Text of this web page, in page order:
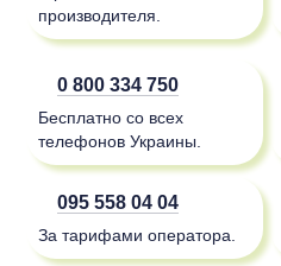
производителя.
0 800 334 750
Бесплатно со всех
телефонов Украины.
095 558 04 04
За тарифами оператора.